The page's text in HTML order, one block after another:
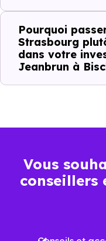
Critères de terrain
investissement
La proximité des
Pourquoi
Strasbourg
dans votre
Jeanbrun à
Vous
conseillers